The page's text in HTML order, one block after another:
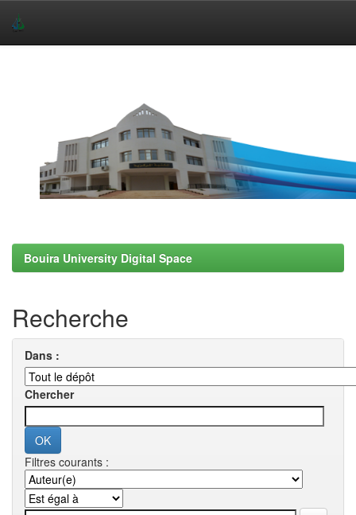
Bouira University Digital Space
Recherche
Dans :
Chercher
Filtres courants :